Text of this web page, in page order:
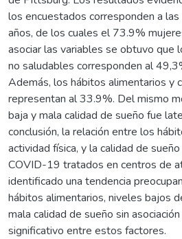
los encuestados corresponden a
años, de los cuales el 73.9%
asociar las variables se obtuvo que
no saludables corresponden al
Además, los hábitos alimentarios y
representan al 33.9%. Del mismo
baja y mala calidad de sueño fue
conclusión, la relación entre los
actividad física, y la calidad de
COVID-19 tratados en centros de
identificado una tendencia
hábitos alimentarios, niveles bajos
mala calidad de sueño sin
significativo entre estos factores.